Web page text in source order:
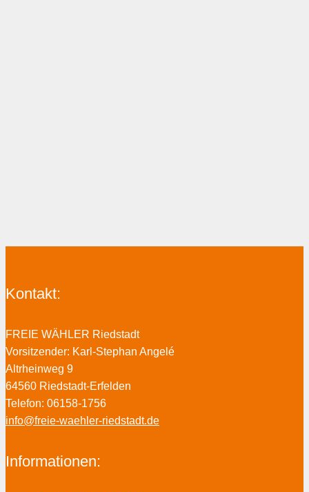
Kontakt:
FREIE WÄHLER Riedstadt
Vorsitzender: Karl-Stephan Angelé
Altrheinweg 9
64560 Riedstadt-Erfelden
Telefon: 06158-1756
info@freie-waehler-riedstadt.de
Informationen: